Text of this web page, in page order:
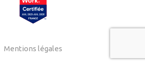
Mentions légales